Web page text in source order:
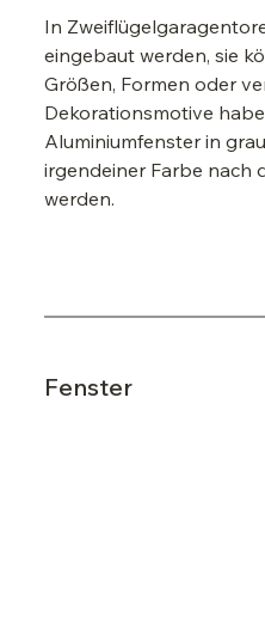
In
eingebaut werden, sie
Größen, Formen oder
Dekorationsmotive
Aluminiumfenster in
irgendeiner Farbe nach
werden.
Fenster